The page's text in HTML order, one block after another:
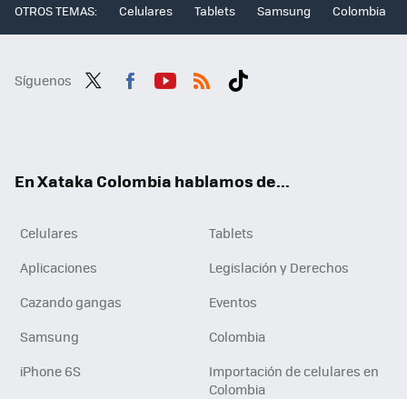
OTROS TEMAS: Celulares Tablets Samsung Colombia
Síguenos
En Xataka Colombia hablamos de...
Celulares
Tablets
Aplicaciones
Legislación y Derechos
Cazando gangas
Eventos
Samsung
Colombia
iPhone 6S
Importación de celulares en
Colombia